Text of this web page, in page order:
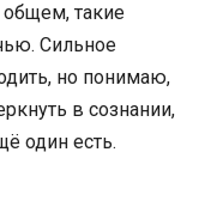
такие
Сильное
но понимаю,
в сознании,
один есть.